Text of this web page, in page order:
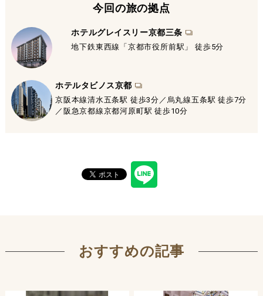
今回の旅の拠点
ホテルグレイスリー京都三条
地下鉄東西線「京都市役所前駅」 徒歩5分
ホテルタビノス京都
京阪本線清水五条駅 徒歩3分／烏丸線五条駅 徒歩7分
／阪急京都線京都河原町駅 徒歩10分
おすすめの記事